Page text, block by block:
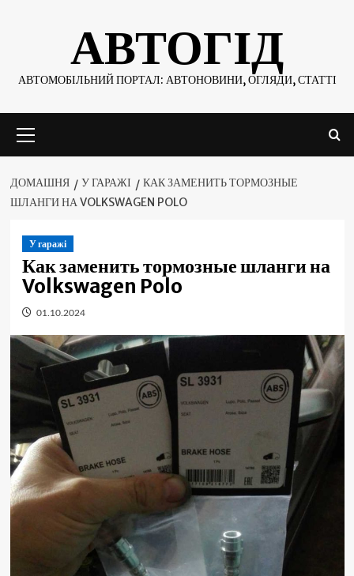
АВТОГІД
АВТОМОБІЛЬНИЙ ПОРТАЛ: АВТОНОВИНИ, ОГЛЯДИ, СТАТТІ
меню
ДОМАШНЯ У ГАРАЖІ
КАК ЗАМЕНИТЬ ТОРМОЗНЫЕ
ШЛАНГИ НА VOLKSWAGEN POLO
У гаражі
Как заменить тормозные шланги на
Volkswagen Polo
01.10.2024